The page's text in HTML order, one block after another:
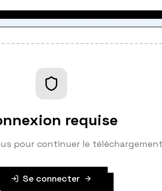
requise
pour continuer le
Se connecter